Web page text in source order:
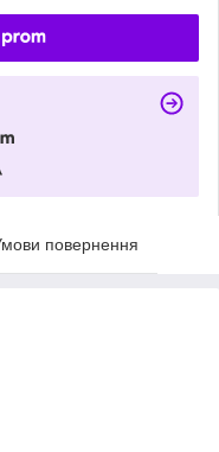
повернення